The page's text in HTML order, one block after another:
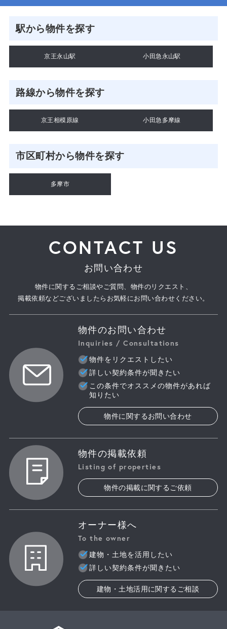
駅から物件を探す
京王永山駅 小田急永山駅
路線から物件を探す
京王相模原線 小田急多摩線
市区町村から物件を探す
多摩市
CONTACT US
お問い合わせ
物件に関するご相談やご質問、物件のリクエスト、
掲載依頼などございましたらお気軽にお問い合わせください。
物件のお問い合わせ
Inquiries / Consultations
物件をリクエストしたい
詳しい契約条件が聞きたい
この条件でオススメの物件があれば
知りたい
物件に関するお問い合わせ
物件の掲載依頼
Listing of properties
物件の掲載に関するご依頼
オーナー様へ
To the owner
建物・土地を活用したい
詳しい契約条件が聞きたい
建物・土地活用に関するご相談